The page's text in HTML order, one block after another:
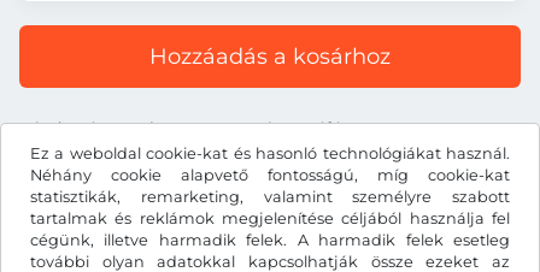
Ez a weboldal cookie-kat és hasonló technológiákat használ.
Néhány cookie alapvető fontosságú, míg cookie-kat
statisztikák, remarketing, valamint személyre szabott
tartalmak és reklámok megjelenítése céljából használja fel
cégünk, illetve harmadik felek. A harmadik felek esetleg
további olyan adatokkal kapcsolhatják össze ezeket az
Hozzáadás a kosárhoz
Minden ár tartalmazza a törvényes áfát.
FtHUF